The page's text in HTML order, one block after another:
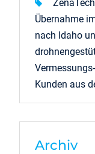
Übernahme
nach Idaho
Kunden aus
Archiv